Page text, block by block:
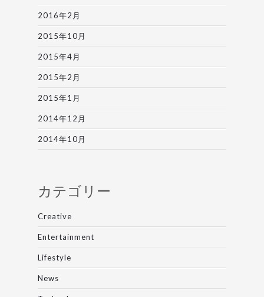
2016年2月
2015年10月
2015年4月
2015年2月
2015年1月
2014年12月
2014年10月
カテゴリー
Creative
Entertainment
Lifestyle
News